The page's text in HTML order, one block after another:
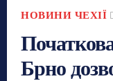
НОВИНИ ЧЕХІЇ
Брно